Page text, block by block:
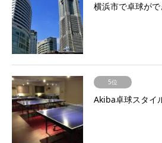
横浜市で卓球が
5位
Akiba卓球スタイ